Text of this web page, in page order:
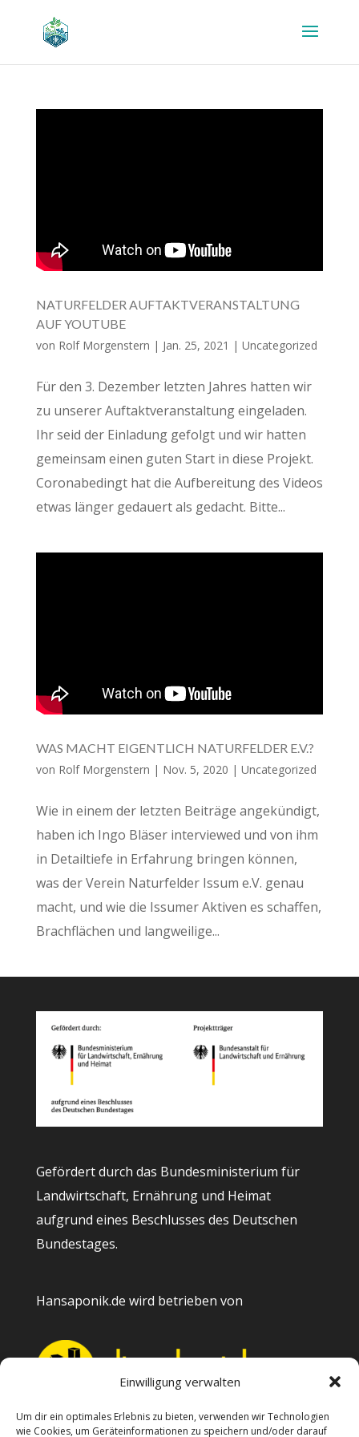
Einwilligung verwalten
Um dir ein optimales Erlebnis zu bieten, verwenden wir Technologien
wie Cookies, um Geräteinformationen zu speichern und/oder darauf
NATURFELDER AUFTAKTVERANSTALTUNG
AUF YOUTUBE
von Rolf Morgenstern | Jan. 25, 2021 | Uncategorized
Für den 3. Dezember letzten Jahres hatten wir
zu unserer Auftaktveranstaltung eingeladen.
Ihr seid der Einladung gefolgt und wir hatten
gemeinsam einen guten Start in diese Projekt.
Coronabedingt hat die Aufbereitung des Videos
etwas länger gedauert als gedacht. Bitte...
WAS MACHT EIGENTLICH NATURFELDER E.V.?
von Rolf Morgenstern | Nov. 5, 2020 | Uncategorized
Wie in einem der letzten Beiträge angekündigt,
haben ich Ingo Bläser interviewed und von ihm
in Detailtiefe in Erfahrung bringen können,
was der Verein Naturfelder Issum e.V. genau
macht, und wie die Issumer Aktiven es schaffen,
Brachflächen und langweilige...
Gefördert durch das Bundesministerium für
Landwirtschaft, Ernährung und Heimat
aufgrund eines Beschlusses des Deutschen
Bundestages.
Hansaponik.de wird betrieben von